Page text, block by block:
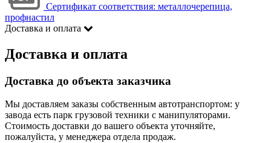
Сертификат соответствия: металлочерепица,
профнастил
Доставка и оплата
Доставка и оплата
Доставка до объекта заказчика
Мы доставляем заказы собственным автотранспортом: у
завода есть парк грузовой техники с манипуляторами.
Стоимость доставки до вашего объекта уточняйте,
пожалуйста, у менеджера отдела продаж.